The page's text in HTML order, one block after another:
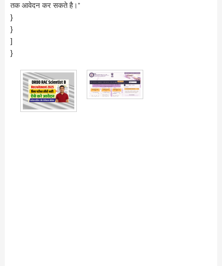
तक आवेदन कर सकते है।”
}
}
]
}